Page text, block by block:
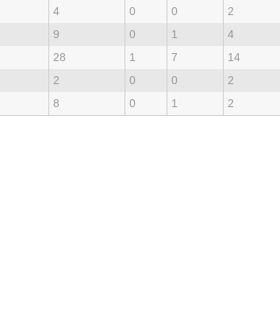
4 0 0
2
9 0 1
4
28 1 7
14
2 0 0
2
8 0 1 2